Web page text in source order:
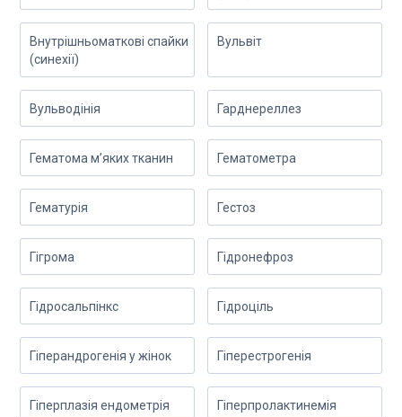
Внутрішньоматкові спайки
(синехії)
Вульвіт
Вульводінія Гарднереллез
Гематома м’яких тканин Гематометра
Гематурія Гестоз
Гігрома Гідронефроз
Гідросальпінкс Гідроціль
Гіперандрогенія у жінок Гіперестрогенія
Гіперплазія ендометрія Гіперпролактинемія